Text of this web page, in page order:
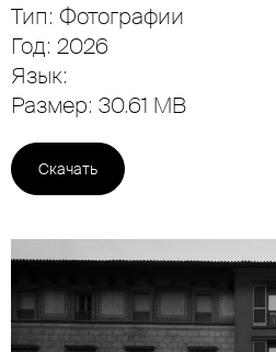
Тип: Фотографии
Год: 2026
Язык:
Размер: 30.61 MB
Скачать